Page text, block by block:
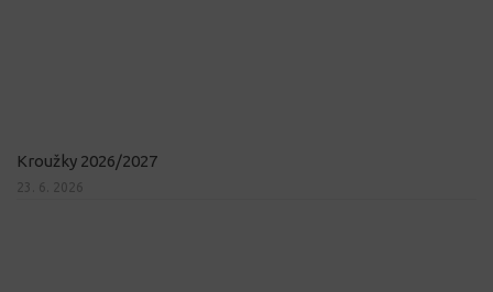
Kroužky 2026/2027
23. 6. 2026